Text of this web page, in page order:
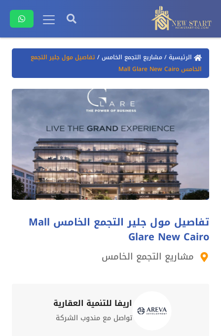
الرئيسية/مشاريع التجمع الخامس/ تفاصيل مول جلير التجمع
الخامس Mall Glare New Cairo
تفاصيل مول جلير التجمع الخامس Mall
Glare New Cairo
مشاريع التجمع الخامس
اريفا للتنمية العقارية
تواصل مع مندوب الشركة